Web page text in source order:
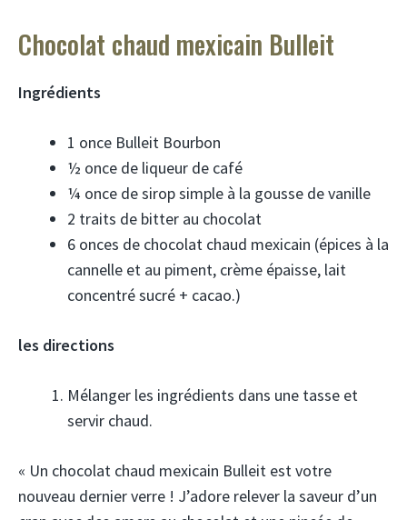
Chocolat chaud mexicain Bulleit
Ingrédients
1 once Bulleit Bourbon
½ once de liqueur de café
¼ once de sirop simple à la gousse de vanille
2 traits de bitter au chocolat
6 onces de chocolat chaud mexicain (épices à la
cannelle et au piment, crème épaisse, lait
concentré sucré + cacao.)
les directions
Mélanger les ingrédients dans une tasse et
servir chaud.
« Un chocolat chaud mexicain Bulleit est votre
nouveau dernier verre ! J’adore relever la saveur d’un